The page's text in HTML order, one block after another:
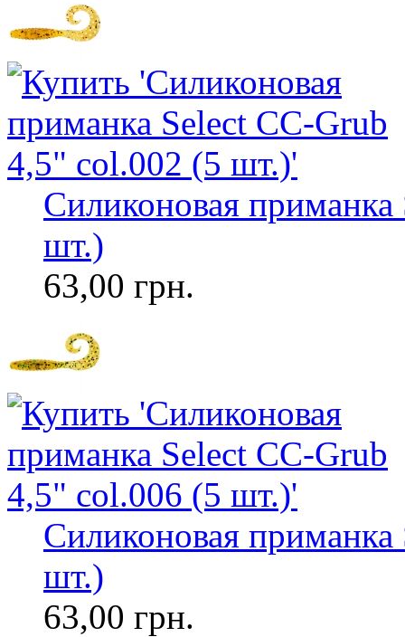
Силиконовая
шт.)
63,00 грн.
Силиконовая
шт.)
63,00 грн.